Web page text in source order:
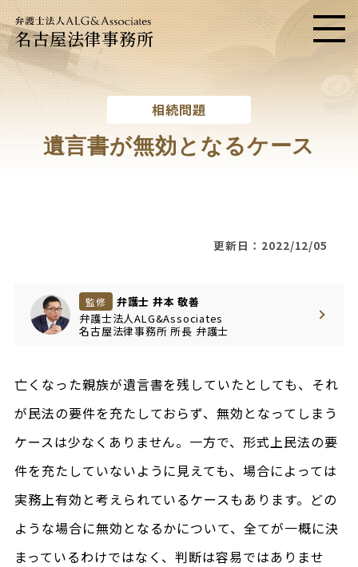
名古屋法律事務所 メニ
相続問題
遺言書が無効となるケース
更新日：2022/12/05
監修
弁護士 井本 敬善
弁護士法人ALG&Associates
名古屋法律事務所所長 弁護士
亡くなった親族が遺言書を残していたとしても、それ
が民法の要件を充たしておらず、無効となってしまう
ケースは少なくありません。一方で、形式上民法の要
件を充たしていないように見えても、場合によっては
実務上有効と考えられているケースもあります。どの
ような場合に無効となるかについて、全てが一概に決
まっているわけではなく、判断は容易ではありませ